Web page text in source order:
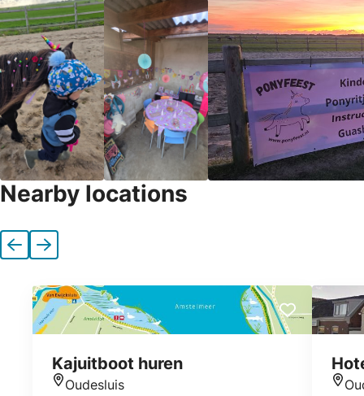
Nearby locations
Previous
Next
Kajuitboot huren
Oudesluis